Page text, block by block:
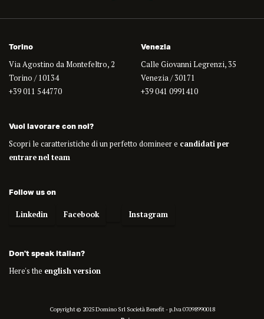
Torino
Via Agostino da Montefeltro, 2
Torino / 10134
+39 011 544770
Venezia
Calle Giovanni Legrenzi, 35
Venezia / 30171
+39 041 0991410
Vuoi lavorare con noi?
Scopri le caratteristiche di un perfetto domineer e candidati per
entrare nel team
Follow us on
Linkedin Facebook Instagram
Don't speak italian?
Here's the english version
Copyright © 2025 Domino Srl Società Benefit - p.Iva 07098990018